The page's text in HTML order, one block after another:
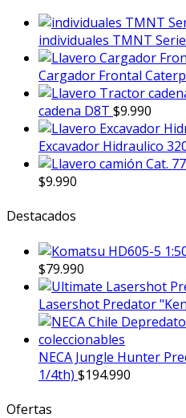
individuales TMNT
Cargador Frontal
cadena D8T $9.990
Excavador Hidraulico
$9.990
Destacados
$79.990
Lasershot Predator
NECA Jungle Hunter
1/4th) $194.990
Ofertas